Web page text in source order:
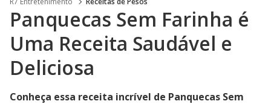
Panquecas Sem Farinha é
Uma Receita Saudável e
Deliciosa
Conheça essa receita incrível de Panquecas Sem